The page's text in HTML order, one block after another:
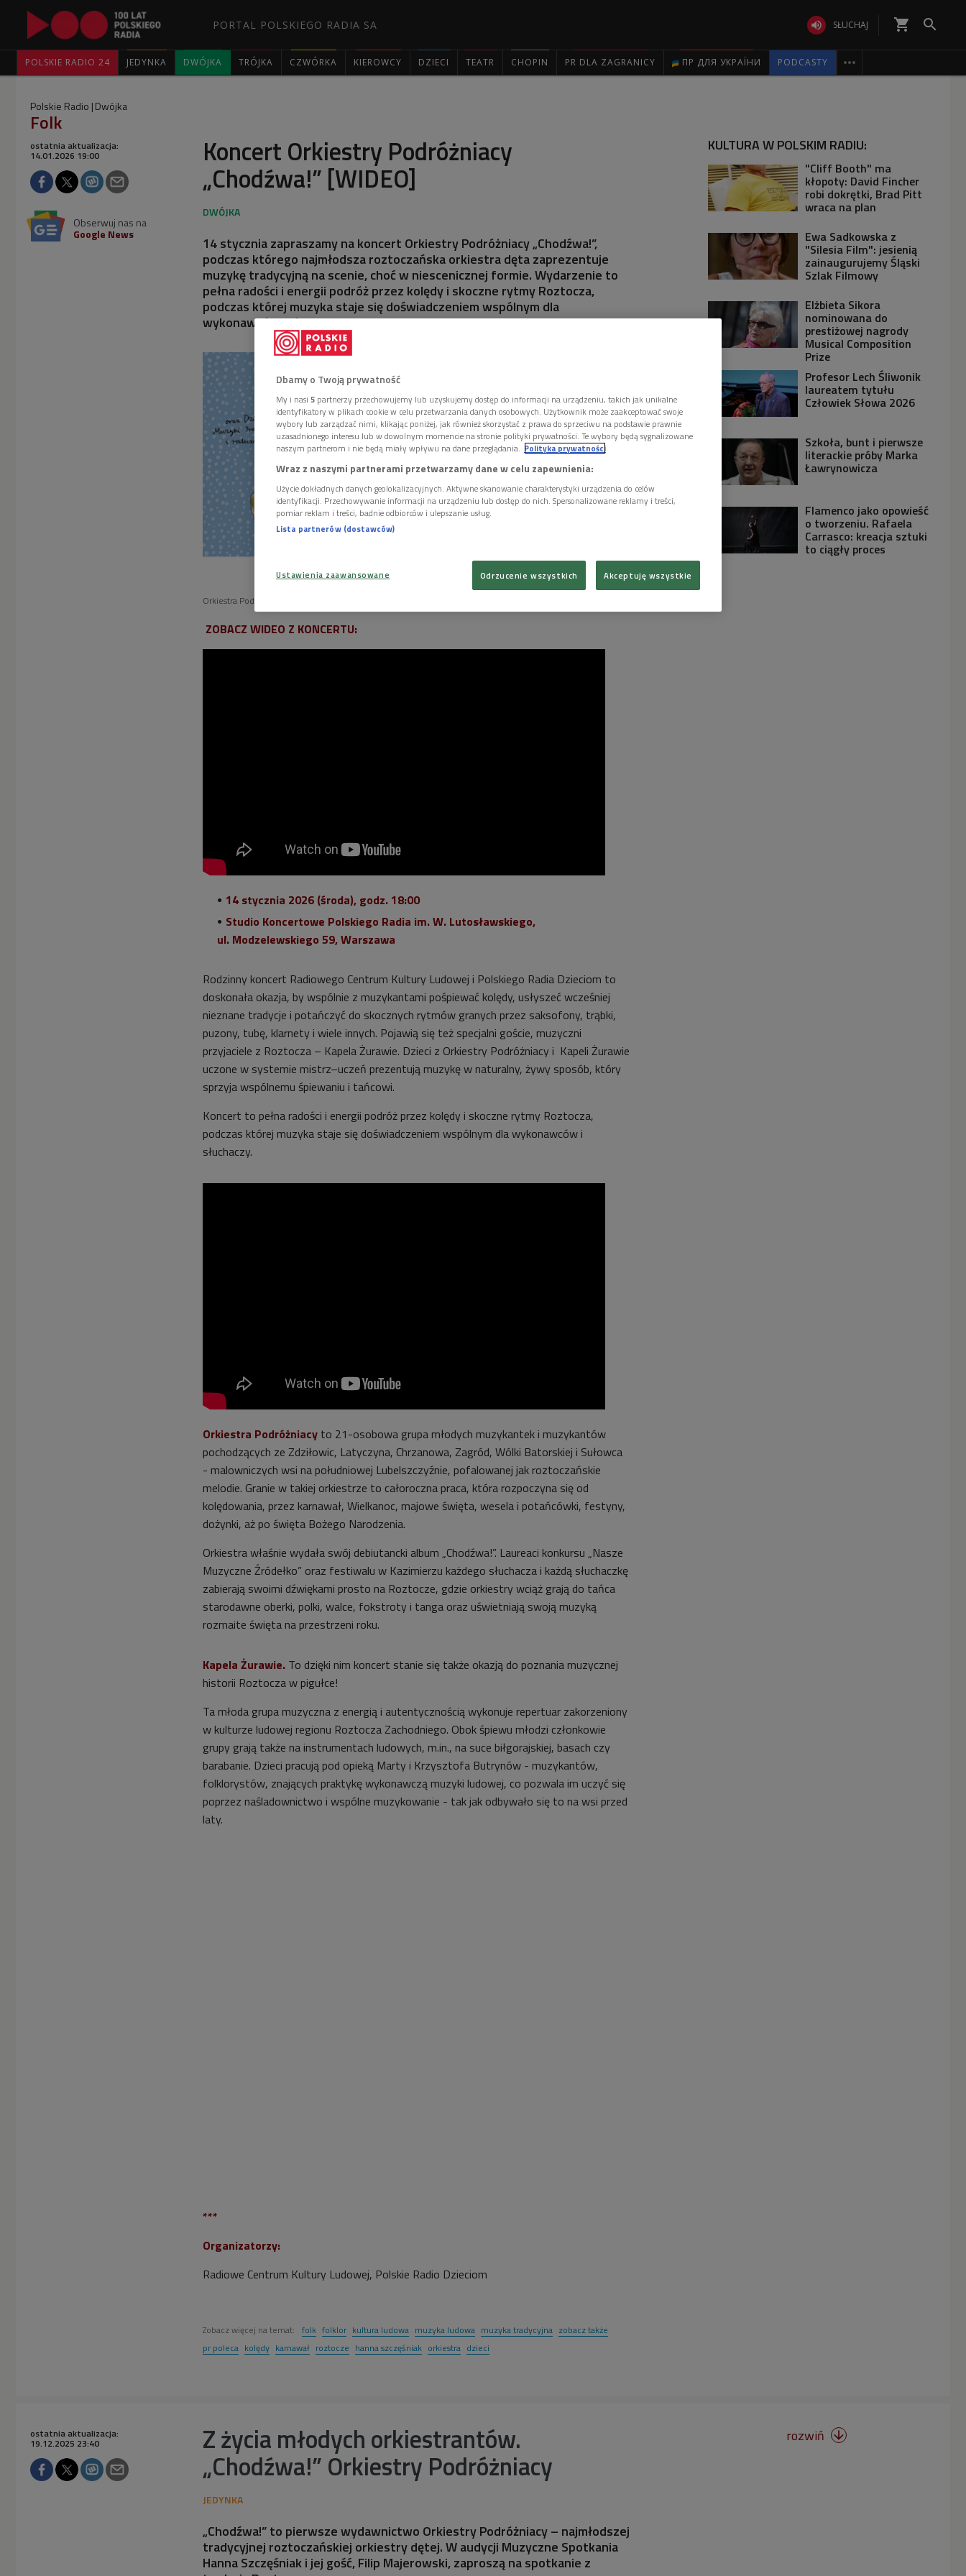
PORTAL POLSKIEGO RADIA SA  SŁUCHAJ shopping_cart 
POLSKIE RADIO 24 JEDYNKA DWÓJKA TRÓJKA CZWÓRKA KIEROWCY DZIECI TEATR CHOPIN PR DLA ZAGRANICY ПР ДЛЯ УКРАЇНИ PODCASTY 
Polskie Radio Dwójka
Folk
Koncert Orkiestry Podróżniacy
„Chodźwa!” [WIDEO]
ostatnia aktualizacja:
14.01.2026 19:00
Obserwuj nas na
Google News
14 stycznia zapraszamy na koncert Orkiestry Podróżniacy „Chodźwa!”,
podczas którego najmłodsza roztoczańska orkiestra dęta zaprezentuje
muzykę tradycyjną na scenie, choć w niescenicznej formie. Wydarzenie to
pełna radości i energii podróż przez kolędy i skoczne rytmy Roztocza,
podczas której muzyka staje się doświadczeniem wspólnym dla
wykonawców i słuchaczy.
Orkiestra Podróżniacy. Koncert 14.01.2026
ZOBACZ WIDEO Z KONCERTU:
14 stycznia 2026 (środa), godz. 18:00
Studio Koncertowe Polskiego Radia im. W. Lutosławskiego,
ul. Modzelewskiego 59, Warszawa
Rodzinny koncert Radiowego Centrum Kultury Ludowej i Polskiego Radia Dzieciom to
doskonała okazja, by wspólnie z muzykantami pośpiewać kolędy, usłyszeć wcześniej
nieznane tradycje i potańczyć do skocznych rytmów granych przez saksofony, trąbki,
puzony, tubę, klarnety i wiele innych. Pojawią się też specjalni goście, muzyczni
przyjaciele z Roztocza – Kapela Żurawie. Dzieci z Orkiestry Podróżniacy i Kapeli Żurawie
uczone w systemie mistrz–uczeń prezentują muzykę w naturalny, żywy sposób, który
sprzyja wspólnemu śpiewaniu i tańcowi.
Koncert to pełna radości i energii podróż przez kolędy i skoczne rytmy Roztocza,
podczas której muzyka staje się doświadczeniem wspólnym dla wykonawców i
słuchaczy.
Orkiestra Podróżniacy to 21-osobowa grupa młodych muzykantek i muzykantów
pochodzących ze Zdziłowic, Latyczyna, Chrzanowa, Zagród, Wólki Batorskiej i Sułowca
- malowniczych wsi na południowej Lubelszczyźnie, pofalowanej jak roztoczańskie
melodie. Granie w takiej orkiestrze to całoroczna praca, która rozpoczyna się od
kolędowania, przez karnawał, Wielkanoc, majowe święta, wesela i potańcówki, festyny,
dożynki, aż po święta Bożego Narodzenia.
Orkiestra właśnie wydała swój debiutancki album „Chodźwa!”. Laureaci konkursu „Nasze
Muzyczne Źródełko” oraz festiwalu w Kazimierzu każdego słuchacza i każdą słuchaczkę
zabierają swoimi dźwiękami prosto na Roztocze, gdzie orkiestry wciąż grają do tańca
starodawne oberki, polki, walce, fokstroty i tanga oraz uświetniają swoją muzyką
rozmaite święta na przestrzeni roku.
Kapela Żurawie. To dzięki nim koncert stanie się także okazją do poznania muzycznej
historii Roztocza w pigułce!
Ta młoda grupa muzyczna z energią i autentycznością wykonuje repertuar zakorzeniony
w kulturze ludowej regionu Roztocza Zachodniego. Obok śpiewu młodzi członkowie
grupy grają także na instrumentach ludowych, m.in., na suce biłgorajskiej, basach czy
barabanie. Dzieci pracują pod opieką Marty i Krzysztofa Butrynów - muzykantów,
folklorystów, znających praktykę wykonawczą muzyki ludowej, co pozwala im uczyć się
poprzez naśladownictwo i wspólne muzykowanie - tak jak odbywało się to na wsi przed
laty.
***
Organizatorzy:
Radiowe Centrum Kultury Ludowej, Polskie Radio Dzieciom
Zobacz więcej na temat: folk folklor kultura ludowa muzyka ludowa muzyka tradycyjna zobacz także
pr poleca kolędy karnawał roztocze hanna szczęśniak orkiestra dzieci
KULTURA W POLSKIM RADIU:
"Cliff Booth" ma
kłopoty: David Fincher
robi dokrętki, Brad Pitt
wraca na plan
Ewa Sadkowska z
"Silesia Film": jesienią
zainaugurujemy Śląski
Szlak Filmowy
Elżbieta Sikora
nominowana do
prestiżowej nagrody
Musical Composition
Prize
Profesor Lech Śliwonik
laureatem tytułu
Człowiek Słowa 2026
Szkoła, bunt i pierwsze
literackie próby Marka
Ławrynowicza
Flamenco jako opowieść
o tworzeniu. Rafaela
Carrasco: kreacja sztuki
to ciągły proces
Z życia młodych orkiestrantów.
„Chodźwa!” Orkiestry Podróżniacy
ostatnia aktualizacja:
19.12.2025 23:40
„Chodźwa!” to pierwsze wydawnictwo Orkiestry Podróżniacy – najmłodszej
tradycyjnej roztoczańskiej orkiestry dętej. W audycji Muzyczne Spotkania
Hanna Szczęśniak i jej gość, Filip Majerowski, zaproszą na spotkanie z
rozwiń 
Dbamy o Twoją prywatność
My i nasi 5 partnerzy przechowujemy lub uzyskujemy dostęp do informacji na urządzeniu, takich jak unikalne
identyfikatory w plikach cookie w celu przetwarzania danych osobowych. Użytkownik może zaakceptować swoje
wybory lub zarządzać nimi, klikając poniżej, jak również skorzystać z prawa do sprzeciwu na podstawie prawnie
uzasadnionego interesu lub w dowolnym momencie na stronie polityki prywatności. Te wybory będą sygnalizowane
naszym partnerom i nie będą miały wpływu na dane przeglądania. Polityka prywatności
Wraz z naszymi partnerami przetwarzamy dane w celu zapewnienia:
Użycie dokładnych danych geolokalizacyjnych. Aktywne skanowanie charakterystyki urządzenia do celów
identyfikacji. Przechowywanie informacji na urządzeniu lub dostęp do nich. Spersonalizowane reklamy i treści,
pomiar reklam i treści, badnie odbiorców i ulepszanie usług.
Lista partnerów (dostawców)
Ustawienia zaawansowane Odrzucenie wszystkich Akceptuję wszystkie